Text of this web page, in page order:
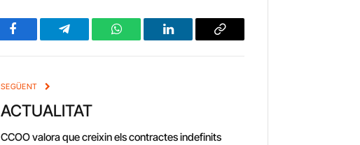
Facebook Telegram WhatsAppLinkedIn Copy
SEGÜENT
ACTUALITAT
CCOO valora que creixin els contractes indefinits